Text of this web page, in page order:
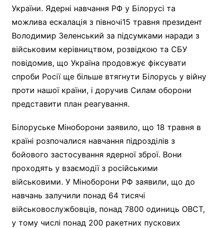
України. Ядерні навчання РФ у Білорусі та
можлива ескалація з півночі15 травня президент
Володимир Зеленський за підсумками наради з
військовим керівництвом, розвідкою та СБУ
повідомив, що Україна продовжує фіксувати
спроби Росії ще більше втягнути Білорусь у війну
проти нашої країни, і доручив Силам оборони
представити план реагування.
Білоруське Міноборони заявило, що 18 травня в
країні розпочалися навчання підрозділів з
бойового застосування ядерної зброї. Вони
проходять у взаємодії з російськими
військовими. У Міноборони РФ заявили, що до
навчань залучили понад 64 тисячі
військовослужбовців, понад 7800 одиниць ОВСТ,
у тому числі понад 200 ракетних пускових